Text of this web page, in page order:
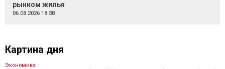
рынком жилья
06.08.2026 18:38
Картина дня
Экономика